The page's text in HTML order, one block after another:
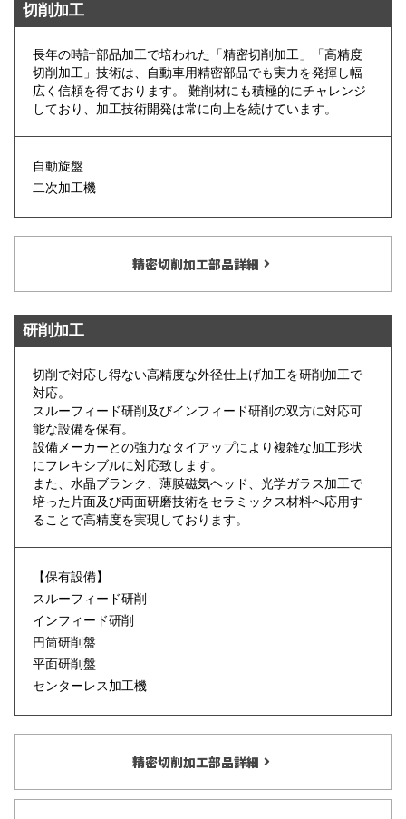
切削加工
長年の時計部品加工で培われた「精密切削加工」「高精度
切削加工」技術は、自動車用精密部品でも実力を発揮し幅
広く信頼を得ております。 難削材にも積極的にチャレンジ
しており、加工技術開発は常に向上を続けています。
自動旋盤
二次加工機
精密切削加工部品詳細
研削加工
切削で対応し得ない高精度な外径仕上げ加工を研削加工で
対応。
スルーフィード研削及びインフィード研削の双方に対応可
能な設備を保有。
設備メーカーとの強力なタイアップにより複雑な加工形状
にフレキシブルに対応致します。
また、水晶ブランク、薄膜磁気ヘッド、光学ガラス加工で
培った片面及び両面研磨技術をセラミックス材料へ応用す
ることで高精度を実現しております。
【保有設備】
スルーフィード研削
インフィード研削
円筒研削盤
平面研削盤
センターレス加工機
精密切削加工部品詳細